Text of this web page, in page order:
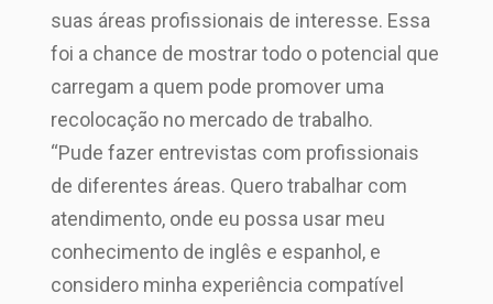
suas áreas profissionais de interesse. Essa
foi a chance de mostrar todo o potencial que
carregam a quem pode promover uma
recolocação no mercado de trabalho.
“Pude fazer entrevistas com profissionais
de diferentes áreas. Quero trabalhar com
atendimento, onde eu possa usar meu
conhecimento de inglês e espanhol, e
considero minha experiência compatível